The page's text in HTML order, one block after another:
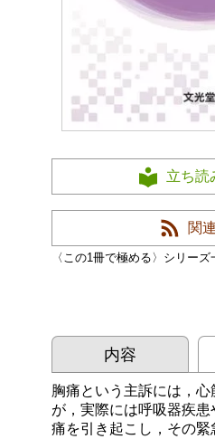
立ち読
関
〈この1冊で極める〉シリーズ
内容
胸痛という主訴には，
が，実際には呼吸器疾
痛を引き起こし，その